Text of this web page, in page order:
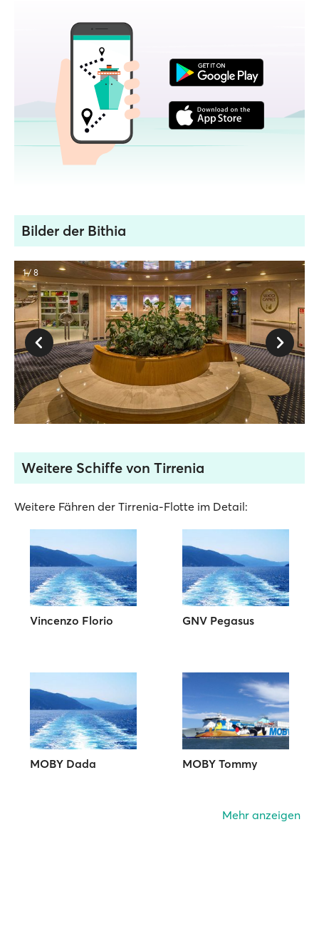
Bilder der Bithia
1 / 8
Weitere Schiffe von Tirrenia
Weitere Fähren der Tirrenia-Flotte im Detail:
Vincenzo Florio GNV Pegasus
MOBY Dada MOBY Tommy
Mehr anzeigen